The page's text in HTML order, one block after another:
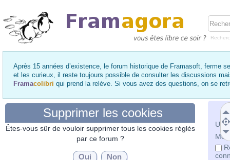
Après 15 années d’existence, le forum historique de Framasoft, ferme
et les curieux, il reste toujours possible de consulter les discussions
Framacolibri qui prend la relève. Si vous avez des questions, on se
Mot
Supprimer les cookies
Êtes-vous sûr de vouloir supprimer tous les cookies réglés
par ce forum ?